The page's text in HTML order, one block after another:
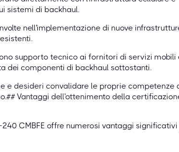
sistemi di backhaul.
nell'implementazione di nuove
supporto tecnico ai fornitori di servizi mobili
dei componenti di backhaul sottostanti.
e desideri convalidare le proprie competenze
Vantaggi dell'ottenimento della
CMBFE offre numerosi vantaggi